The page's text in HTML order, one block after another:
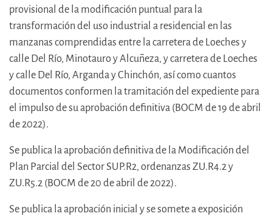
provisional de la modificación puntual para la
transformación del uso industrial a residencial en las
manzanas comprendidas entre la carretera de Loeches y
calle Del Río, Minotauro y Alcuñeza, y carretera de Loeches
y calle Del Río, Arganda y Chinchón, así como cuantos
documentos conformen la tramitación del expediente para
el impulso de su aprobación definitiva (BOCM de 19 de abril
de 2022).
Se publica la aprobación definitiva de la Modificación del
Plan Parcial del Sector SUP.R2, ordenanzas ZU.R4.2 y
ZU.R5.2 (BOCM de 20 de abril de 2022).
Se publica la aprobación inicial y se somete a exposición